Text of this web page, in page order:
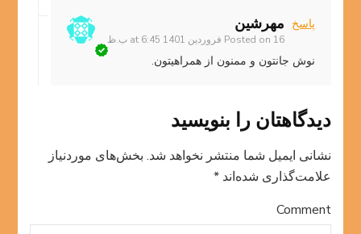
مهرشین
Posted on 16 فروردین 1401 at 6:45 ب.ظ
پاسخ
نوش جانتون و ممنون از همراهیتون.
دیدگاهتان را بنویسید
نشانی ایمیل شما منتشر نخواهد شد. بخش‌های موردنیاز
علامت‌گذاری شده‌اند*
Comment